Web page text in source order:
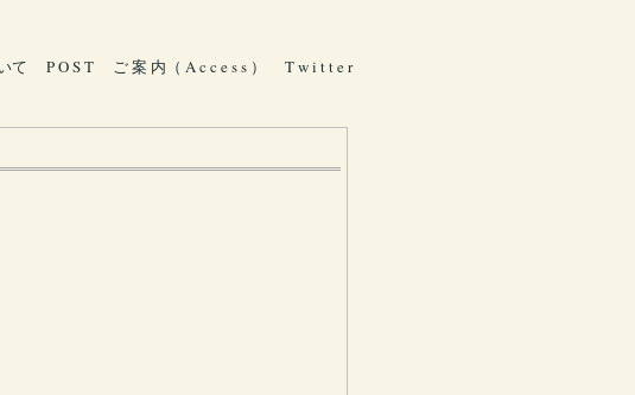
て P O S T ご 案 内（ A c c e s s ） T w i t t e r